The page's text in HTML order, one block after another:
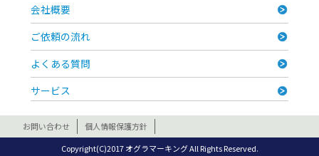
会社概要
ご依頼の流れ
よくある質問
サービス
お問い合わせ
個人情報保護方針
Copyright(C)2017 オグラマーキング All Rights Reserved.